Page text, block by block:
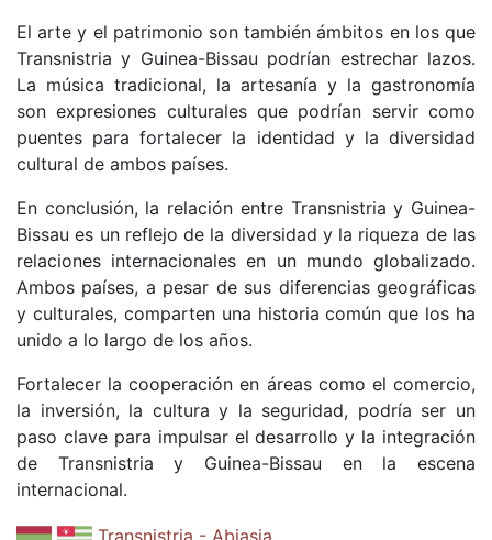
El arte y el patrimonio son también ámbitos en los que
Transnistria y Guinea-Bissau podrían estrechar lazos.
La música tradicional, la artesanía y la gastronomía
son expresiones culturales que podrían servir como
puentes para fortalecer la identidad y la diversidad
cultural de ambos países.
En conclusión, la relación entre Transnistria y Guinea-
Bissau es un reflejo de la diversidad y la riqueza de las
relaciones internacionales en un mundo globalizado.
Ambos países, a pesar de sus diferencias geográficas
y culturales, comparten una historia común que los ha
unido a lo largo de los años.
Fortalecer la cooperación en áreas como el comercio,
la inversión, la cultura y la seguridad, podría ser un
paso clave para impulsar el desarrollo y la integración
de Transnistria y Guinea-Bissau en la escena
internacional.